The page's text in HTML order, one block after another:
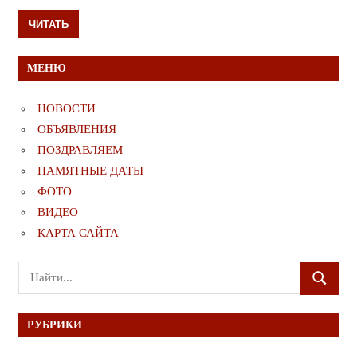
ЧИТАТЬ
МЕНЮ
НОВОСТИ
ОБЪЯВЛЕНИЯ
ПОЗДРАВЛЯЕМ
ПАМЯТНЫЕ ДАТЫ
ФОТО
ВИДЕО
КАРТА САЙТА
Поиск
для:
ПОИСК
РУБРИКИ